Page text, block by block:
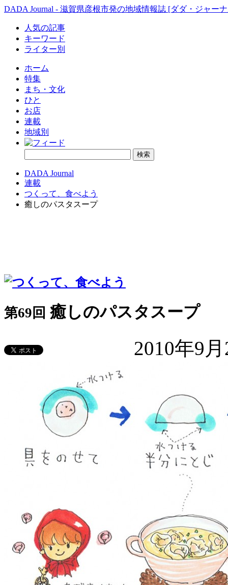
DADA Journal - 滋賀県彦根市発の地域情報誌 [ダダ・ジャー
人気の記事
キーワード
ライター別
ホーム
特集
まち・文化
ひと
お店
連載
地域別
DADA Journal
連載
つくって、食べよう
癒しのパスタスープ
第69回 癒しのパスタスープ
2010年9